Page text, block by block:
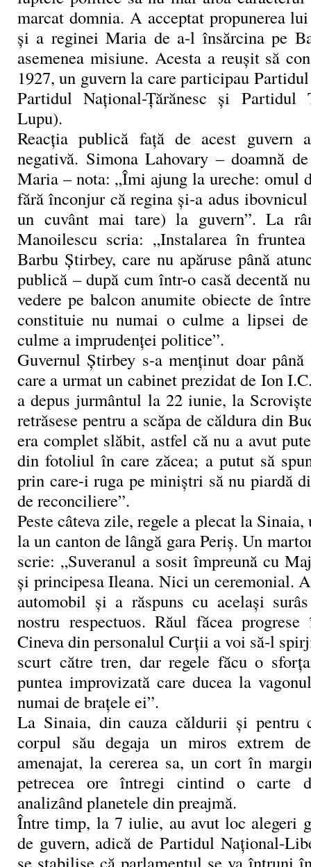
marcat domnia. A acceptat propunerea
şi a reginei Maria de a-l însărcina pe
asemenea misiune. Acesta a reuşit să
1927, un guvern la care participau
Partidul Naţional-Ţărănesc şi Partidul
Lupu).
Reacţia publică faţă de acest guvern
negativă. Simona Lahovary – doamnă
Maria – nota: „Îmi ajung la ureche: omul
fără înconjur că regina şi-a adus
un cuvânt mai tare) la guvern”. La
Manoilescu scria: „Instalarea în
Barbu Ştirbey, care nu apăruse până
publică – după cum într-o casă decentă
vedere pe balcon anumite obiecte de
constituie nu numai o culme a lipsei
culme a imprudenţei politice”.
Guvernul Ştirbey s-a menţinut doar
care a urmat un cabinet prezidat de Ion
a depus jurmântul la 22 iunie, la
retrăsese pentru a scăpa de căldura din
era complet slăbit, astfel că nu a avut
din fotoliul în care zăcea; a putut să
prin care-i ruga pe miniştri să nu piardă
de reconciliere”.
Peste câteva zile, regele a plecat la
la un canton de lângă gara Periş. Un
scrie: „Suveranul a sosit împreună cu
şi principesa Ileana. Nici un ceremonial.
automobil şi a răspuns cu acelaşi
nostru respectuos. Răul făcea progrese
Cineva din personalul Curţii a voi să-l
scurt către tren, dar regele făcu o
puntea improvizată care ducea la
numai de braţele ei”.
La Sinaia, din cauza căldurii şi pentru
corpul său degaja un miros extrem
amenajat, la cererea sa, un cort în
petrecea ore întregi cintind o carte
analizând planetele din preajmă.
Între timp, la 7 iulie, au avut loc alegeri
de guvern, adică de Partidul Naţional-